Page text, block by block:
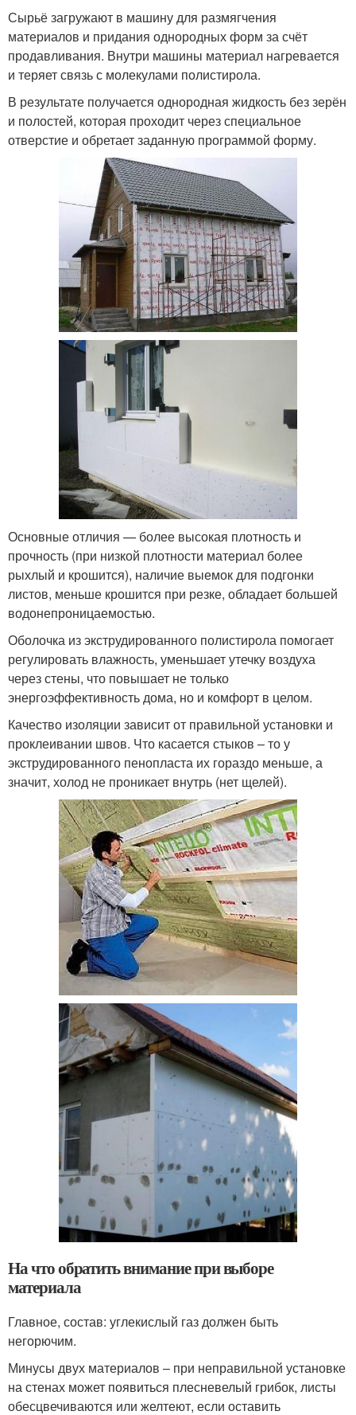
Сырьё загружают в машину для размягчения
материалов и придания однородных форм за счёт
продавливания. Внутри машины материал нагревается
и теряет связь с молекулами полистирола.
В результате получается однородная жидкость без зерён
и полостей, которая проходит через специальное
отверстие и обретает заданную программой форму.
Основные отличия — более высокая плотность и
прочность (при низкой плотности материал более
рыхлый и крошится), наличие выемок для подгонки
листов, меньше крошится при резке, обладает большей
водонепроницаемостью.
Оболочка из экструдированного полистирола помогает
регулировать влажность, уменьшает утечку воздуха
через стены, что повышает не только
энергоэффективность дома, но и комфорт в целом.
Качество изоляции зависит от правильной установки и
проклеивании швов. Что касается стыков – то у
экструдированного пенопласта их гораздо меньше, а
значит, холод не проникает внутрь (нет щелей).
На что обратить внимание при выборе
материала
Главное, состав: углекислый газ должен быть
негорючим.
Минусы двух материалов – при неправильной установке
на стенах может появиться плесневелый грибок, листы
обесцвечиваются или желтеют, если оставить